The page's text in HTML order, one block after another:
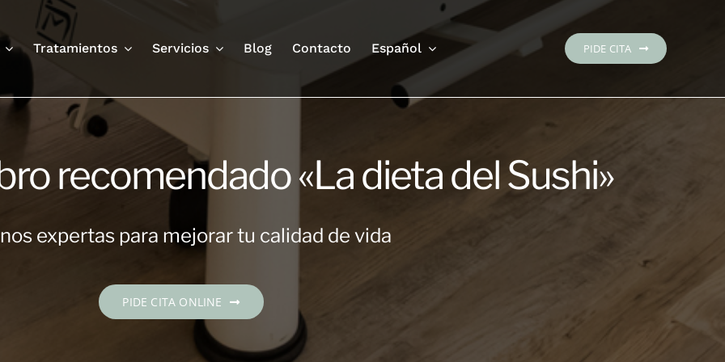
Tratamientos Servicios Blog Contacto Español PIDE CITA
recomendado «La dieta del Sushi»
expertas para mejorar tu calidad de vida
PIDE CITA ONLINE